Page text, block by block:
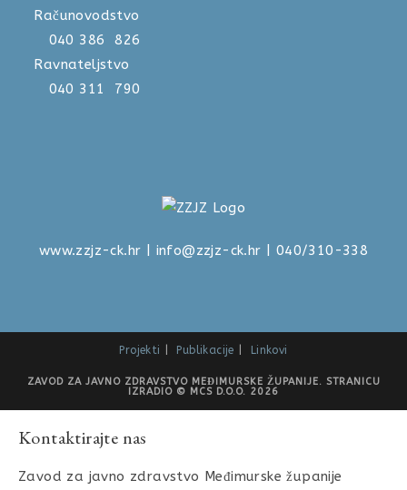
Računovodstvo
040 386 826
Ravnateljstvo
040 311 790
www.zzjz-ck.hr info@zzjz-ck.hr | 040/310-338
Projekti Publikacije Linkovi
ZAVOD ZA JAVNO ZDRAVSTVO MEĐIMURSKE ŽUPANIJE. STRANICU
IZRADIO © MCS D.O.O. 2026
Kontaktirajte nas
Zavod za javno zdravstvo Međimurske županije